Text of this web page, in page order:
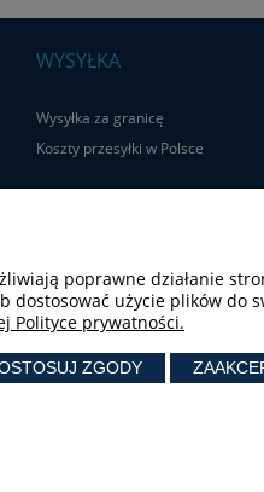
WYSYŁKA
Wysyłka za granicę
Koszty przesyłki w Polsce
poprawne działanie
dostosować użycie plików do
Polityce prywatności.
ZGODY